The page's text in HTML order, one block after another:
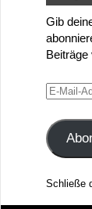
Gib
Beiträge
E-
Adresse
Schließe